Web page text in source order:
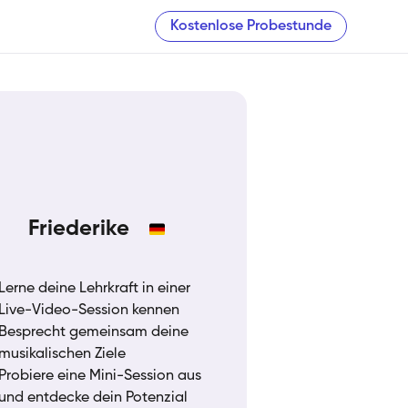
Kostenlose Probestunde
Friederike
Lerne deine Lehrkraft in einer
Live-Video-Session kennen
Besprecht gemeinsam deine
musikalischen Ziele
Probiere eine Mini-Session aus
entdecke dein Potenzial